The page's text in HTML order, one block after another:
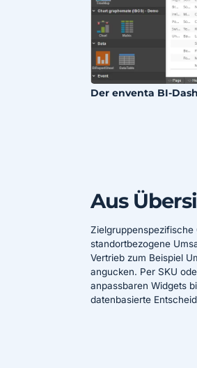
Der enventa BI-
Aus
standortbezogene
Vertrieb zum Beispiel
angucken. Per SKU
anpassbaren Widgets
datenbasierte